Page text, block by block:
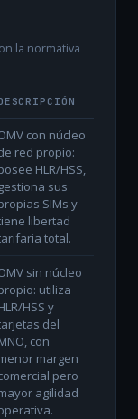
la normativa
con núcleo
red propio:
HLR/HSS,
gestiona sus
SIMs y
libertad
total.
sin núcleo
utiliza
HSS y
del
con
margen
pero
agilidad